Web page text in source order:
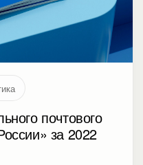
почтового
за 2022